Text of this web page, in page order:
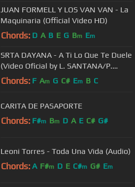
JUAN FORMELL Y LOS VAN VAN - La
Maquinaria (Official Video HD)‬‬
Chords: D A B E G Bm Em
SRTA DAYANA - A Ti Lo Que Te Duele
(Video Oficial by L. SANTANA/P.
VASQUEZ) Reggaeton Cubaton
Chords: F Am G C# Em B C
CARITA DE PASAPORTE
Chords: F#m Bm D A E C# G#
Leoni Torres - Toda Una Vida (Audio)
Chords: A F#m D E C#m G# Em